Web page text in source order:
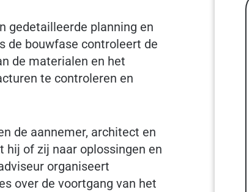
gedetailleerde planning en
de bouwfase controleert de
de materialen en het
te controleren en
de aannemer, architect en
hij of zij naar oplossingen en
organiseert
over de voortgang van het